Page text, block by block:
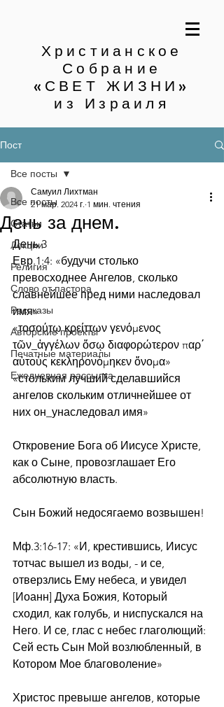
Христианское
Собрание
«СВЕТ ЖИЗНИ»
из Израиля
Пост
Все посты
Статьи
Лекции
Религия
Слово от пастора
Рассказы
Авторские проекты
Печатные материалы
Ежедневная рассылка
Все посты
День за днем.
Самуил Лихтман
21 мар. 2024 г. 1 мин. чтения
День 3
Евр.1:4: «будучи столько
превосходнее Ангелов, сколько
славнейшее пред ними наследовал
имя»
«τοσούτῳ κρείττων γενόμενος
τῶν_ἀγγέλων ὅσῳ διαφορώτερον παρ΄
αὐτοὺς κεκληρονόμηκεν ὄνομα»
«стольким лучший сделавшийся
ангелов скольким отличнейшее от
них он_унаследовал имя»
Откровение Бога об Иисусе Христе,
как о Сыне, провозглашает Его
абсолютную власть.
Сын Божий недосягаемо возвышен!
Мф.3:16-17: «И, крестившись, Иисус
тотчас вышел из воды, - и се,
отверзлись Ему небеса, и увидел
[Иоанн] Духа Божия, Который
сходил, как голубь, и ниспускался на
Него. И се, глас с небес глаголющий:
Сей есть Сын Мой возлюбленный, в
Котором Мое благоволение»
Христос превыше ангелов, которые